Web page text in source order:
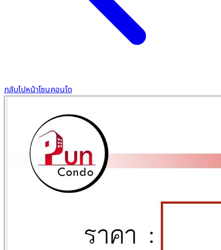
กลับไปหน้าโซนคอนโด